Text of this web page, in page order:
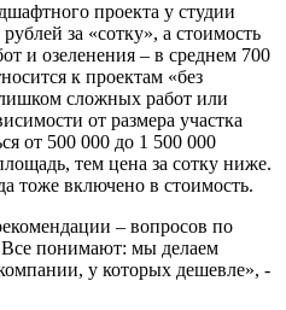
проекта у студии
за «сотку», а стоимость
и озеленения – в среднем 700
к проектам «без
сложных работ или
от размера участка
от 500 000 до 1 500 000
тем цена за сотку ниже.
тоже включено в стоимость.
– вопросов по
Все понимают: мы делаем
у которых дешевле», -